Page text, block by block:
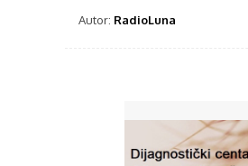
Autor: RadioLuna